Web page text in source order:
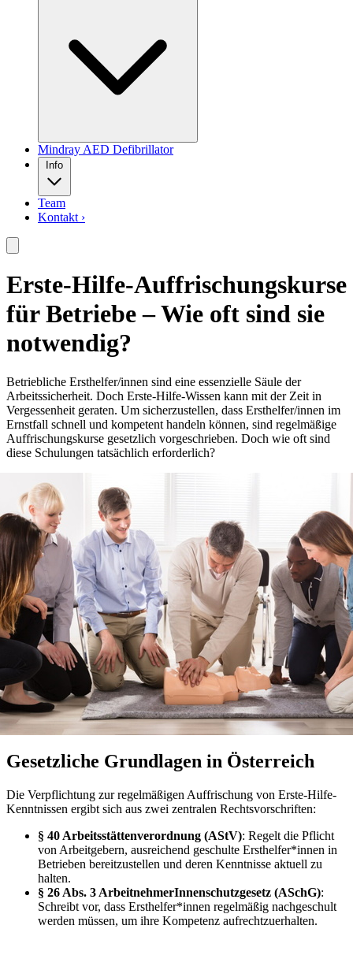
Mindray AED Defibrillator
Info
Team
Kontakt ›
Erste-Hilfe-Auffrischungskurse
für Betriebe – Wie oft sind sie
notwendig?
Betriebliche Ersthelfer/innen sind eine essenzielle Säule der
Arbeitssicherheit. Doch Erste-Hilfe-Wissen kann mit der Zeit in
Vergessenheit geraten. Um sicherzustellen, dass Ersthelfer/innen im
Ernstfall schnell und kompetent handeln können, sind regelmäßige
Auffrischungskurse gesetzlich vorgeschrieben. Doch wie oft sind
diese Schulungen tatsächlich erforderlich?
Gesetzliche Grundlagen in Österreich
Die Verpflichtung zur regelmäßigen Auffrischung von Erste-Hilfe-
Kenntnissen ergibt sich aus zwei zentralen Rechtsvorschriften:
§ 40 Arbeitsstättenverordnung (AStV): Regelt die Pflicht
von Arbeitgebern, ausreichend geschulte Ersthelfer*innen in
Betrieben bereitzustellen und deren Kenntnisse aktuell zu
halten.
§ 26 Abs. 3 ArbeitnehmerInnenschutzgesetz (ASchG):
Schreibt vor, dass Ersthelfer*innen regelmäßig nachgeschult
werden müssen, um ihre Kompetenz aufrechtzuerhalten.